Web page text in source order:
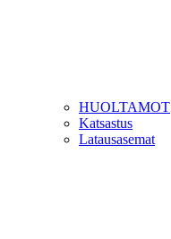
HUOLTAMOT
Katsastus
Latausasemat